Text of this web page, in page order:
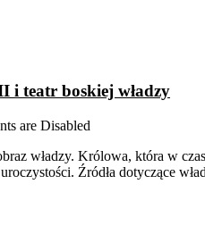
i teatr boskiej władzy
are Disabled
władzy. Królowa, która w
Źródła dotyczące